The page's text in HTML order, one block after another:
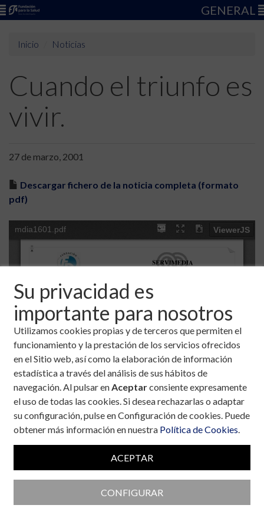
Su privacidad es
importante para nosotros
Utilizamos cookies propias y de terceros que permiten el
funcionamiento y la prestación de los servicios ofrecidos
en el Sitio web, así como la elaboración de información
estadística a través del análisis de sus hábitos de
navegación. Al pulsar enAceptarconsiente expresamente
el uso de todas las cookies. Si desea rechazarlas o adaptar
su configuración, pulse en Configuración de cookies. Puede
obtener más información en nuestra Política de Cookies.
ACEPTAR
CONFIGURAR
GENERAL
Inicio Noticias
Cuando el triunfo es
vivir.
27 de marzo, 2001
Descargar fichero de la noticia completa (formato
pdf)
Colaboran con la Fundación